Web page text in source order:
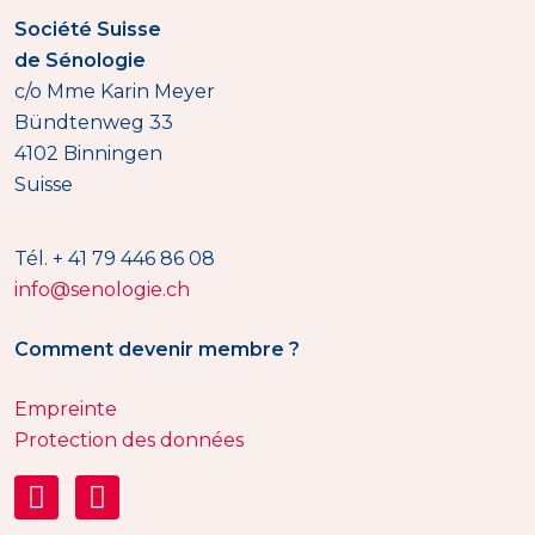
Société Suisse
de Sénologie
c/o Mme Karin Meyer
Bündtenweg 33
4102 Binningen
Suisse
Tél. + 41 79 446 86 08
info@senologie.ch
Comment devenir membre ?
Empreinte
Protection des données